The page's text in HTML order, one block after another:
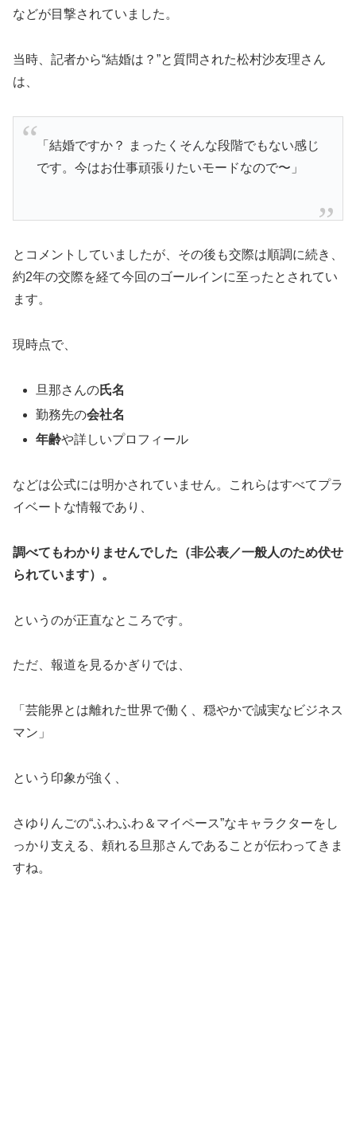
などが目撃されていました。
当時、記者から“結婚は？”と質問された松村沙友理さん
は、
「結婚ですか？ まったくそんな段階でもない感じ
です。今はお仕事頑張りたいモードなので〜」
とコメントしていましたが、その後も交際は順調に続き、
約2年の交際を経て今回のゴールインに至ったとされてい
ます。
現時点で、
旦那さんの氏名
勤務先の会社名
年齢や詳しいプロフィール
などは公式には明かされていません。これらはすべてプラ
イベートな情報であり、
調べてもわかりませんでした（非公表／一般人のため伏せ
られています）。
というのが正直なところです。
ただ、報道を見るかぎりでは、
「芸能界とは離れた世界で働く、穏やかで誠実なビジネス
マン」
という印象が強く、
さゆりんごの“ふわふわ＆マイペース”なキャラクターをし
っかり支える、頼れる旦那さんであることが伝わってきま
すね。